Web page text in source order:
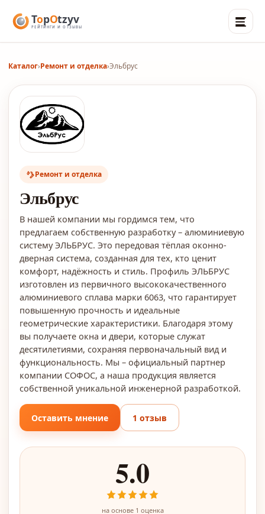
Каталог›Ремонт и отделка›Эльбрус
Ремонт и отделка
Эльбрус
В нашей компании мы гордимся тем, что
предлагаем собственную разработку – алюминиевую
систему ЭЛЬБРУС. Это передовая тёплая оконно-
дверная система, созданная для тех, кто ценит
комфорт, надёжность и стиль. Профиль ЭЛЬБРУС
изготовлен из первичного высококачественного
алюминиевого сплава марки 6063, что гарантирует
повышенную прочность и идеальные
геометрические характеристики. Благодаря этому
вы получаете окна и двери, которые служат
десятилетиями, сохраняя первоначальный вид и
функциональность. Мы – официальный партнер
компании СОФОС, а наша продукция является
собственной уникальной инженерной разработкой.
Оставить мнение 1 отзыв
5.0
на основе 1 оценка